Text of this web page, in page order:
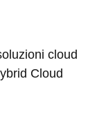
cloud
Cloud